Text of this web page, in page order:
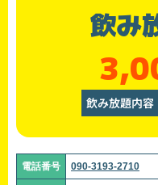
飲み
飲み放題内容
電話番号 090-3193-2710